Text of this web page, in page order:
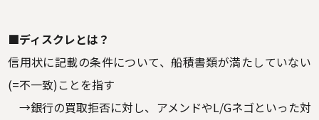
■ディスクレとは？
信用状に記載の条件について、船積書類が満たしていない
(=不一致)ことを指す
→銀行の買取拒否に対し、アメンドやL/Gネゴといった対